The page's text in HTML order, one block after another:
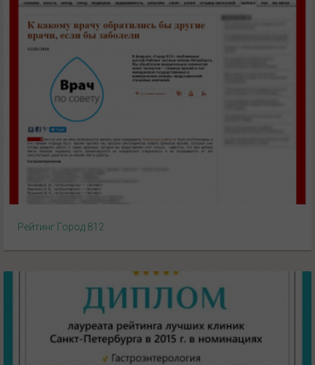
Рейтинг Город 812